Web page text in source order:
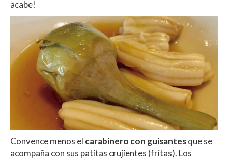
acabe!
Convence menos el carabinero con guisantesque se
acompaña con sus patitas crujientes (fritas). Los